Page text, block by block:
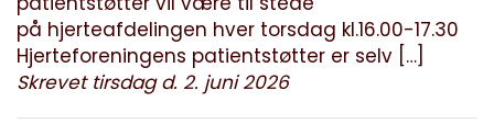
på hjerteafdelingen hver torsdag kl.16.00-17.30
Hjerteforeningens patientstøtter er selv […]
Skrevet tirsdag d. 2. juni 2026